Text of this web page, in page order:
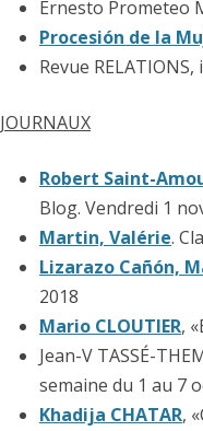
Ernesto Prometeo
Procesión de la
Revue
JOURNAUX
Robert Saint-
Blog. Vendredi 1
Martin, Valérie.
Lizarazo Cañón,
2018
Mario CLOUTIER,
Jean-V TASSÉ-
semaine du 1 au 7
Khadija CHATAR,